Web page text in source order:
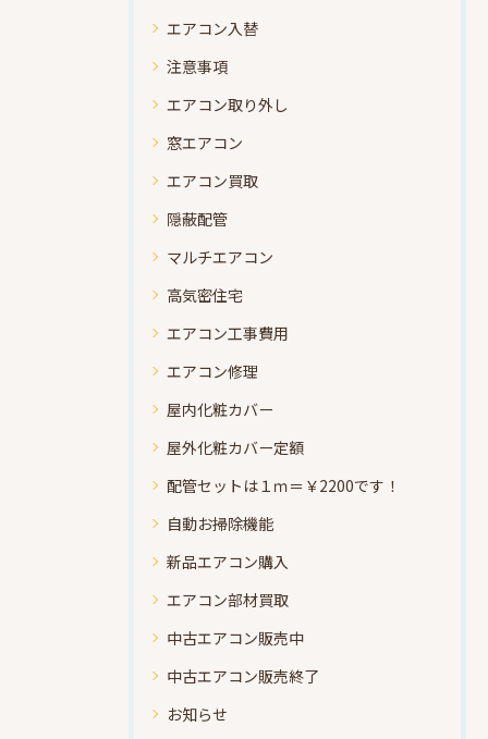
エアコン入替
注意事項
エアコン取り外し
窓エアコン
エアコン買取
隠蔽配管
マルチエアコン
高気密住宅
エアコン工事費用
エアコン修理
屋内化粧カバー
屋外化粧カバー定額
配管セットは１ｍ＝￥2200です！
自動お掃除機能
新品エアコン購入
エアコン部材買取
中古エアコン販売中
中古エアコン販売終了
お知らせ